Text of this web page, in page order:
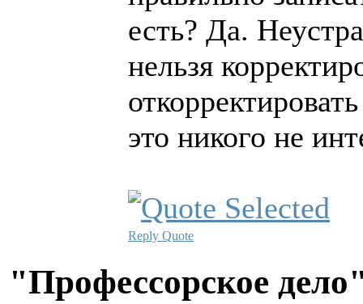
есть? Да.
нельзя
это никого не
Reply Quote
"Профессорское